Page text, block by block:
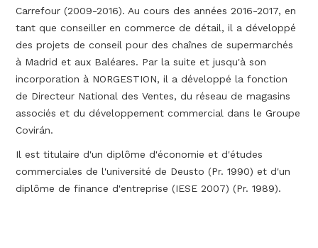
Carrefour (2009-2016). Au cours des années 2016-2017, en
tant que conseiller en commerce de détail, il a développé
des projets de conseil pour des chaînes de supermarchés
à Madrid et aux Baléares. Par la suite et jusqu'à son
incorporation à NORGESTION, il a développé la fonction
de Directeur National des Ventes, du réseau de magasins
associés et du développement commercial dans le Groupe
Covirán.
Il est titulaire d'un diplôme d'économie et d'études
commerciales de l'université de Deusto (Pr. 1990) et d'un
diplôme de finance d'entreprise (IESE 2007) (Pr. 1989).